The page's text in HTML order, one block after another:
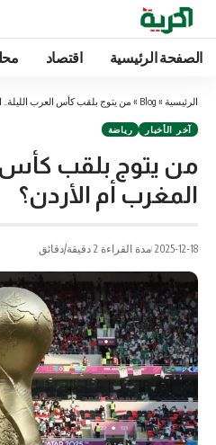
الصفحة الرئيسية اقتصاد
الرئيسية »
Blog
» من يتوج بلقب كأس العرب الليلة..
آخر الأخبار رياضة
من يتوج بلقب كأس
المغرب أم الأردن؟
2025-12-18 مدة القراءة 2 دقيقة/دقائق